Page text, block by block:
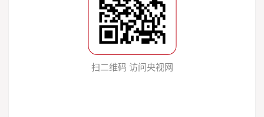
扫二维码 访问央视网